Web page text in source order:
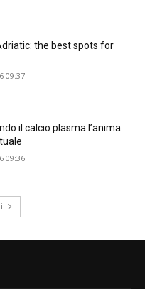
the best spots for
09:37
il calcio plasma l’anima
09:36